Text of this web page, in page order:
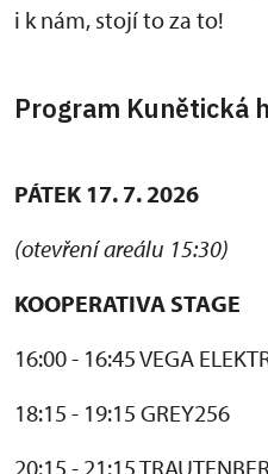
i k nám, stojí to za to!
Program Kunětická
PÁTEK 17. 7. 2026
(otevření areálu 15:30)
KOOPERATIVA STAGE
16:00 - 16:45 VEGA
18:15 - 19:15 GREY256
20:15 - 21:15